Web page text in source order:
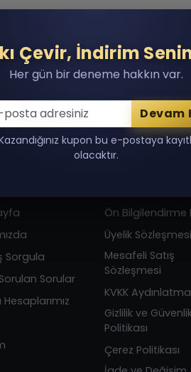
0824 66
Sorgula
Sorular
Ön Bilgilendirme
Üyelik Sözleşmesi
Mesafeli Satış
Sözleşmesi
KVKK
Gizlilik ve
Politikası
Çerez Politikası
Çevir, İndirim
Her gün bir deneme hakkın var.
Devam
kupon bu e-postaya
olacaktır.